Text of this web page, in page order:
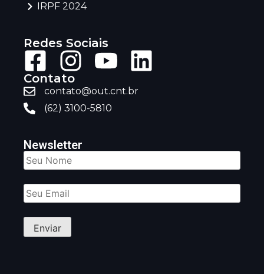
IRPF 2024
Redes Sociais
Contato
contato@out.cnt.br
(62) 3100-5810
Newsletter